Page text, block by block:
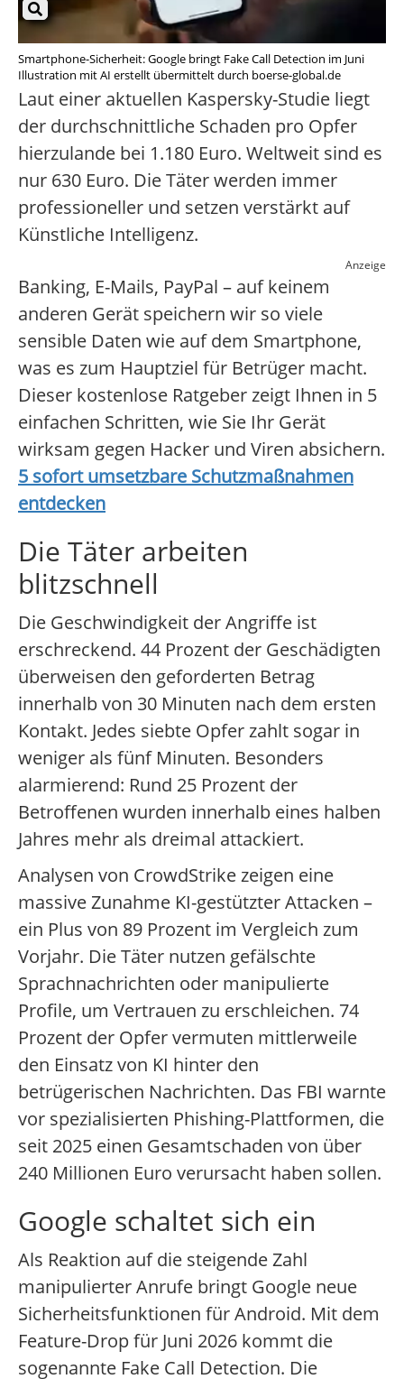
Smartphone-Sicherheit: Google bringt Fake Call Detection im Juni
Illustration mit AI erstellt übermittelt durch boerse-global.de
Laut einer aktuellen Kaspersky-Studie liegt
der durchschnittliche Schaden pro Opfer
hierzulande bei 1.180 Euro. Weltweit sind es
nur 630 Euro. Die Täter werden immer
professioneller und setzen verstärkt auf
Künstliche Intelligenz.
Anzeige
Banking, E-Mails, PayPal – auf keinem
anderen Gerät speichern wir so viele
sensible Daten wie auf dem Smartphone,
was es zum Hauptziel für Betrüger macht.
Dieser kostenlose Ratgeber zeigt Ihnen in 5
einfachen Schritten, wie Sie Ihr Gerät
wirksam gegen Hacker und Viren absichern.
5 sofort umsetzbare Schutzmaßnahmen
entdecken
Die Täter arbeiten
blitzschnell
Die Geschwindigkeit der Angriffe ist
erschreckend. 44 Prozent der Geschädigten
überweisen den geforderten Betrag
innerhalb von 30 Minuten nach dem ersten
Kontakt. Jedes siebte Opfer zahlt sogar in
weniger als fünf Minuten. Besonders
alarmierend: Rund 25 Prozent der
Betroffenen wurden innerhalb eines halben
Jahres mehr als dreimal attackiert.
Analysen von CrowdStrike zeigen eine
massive Zunahme KI-gestützter Attacken –
ein Plus von 89 Prozent im Vergleich zum
Vorjahr. Die Täter nutzen gefälschte
Sprachnachrichten oder manipulierte
Profile, um Vertrauen zu erschleichen. 74
Prozent der Opfer vermuten mittlerweile
den Einsatz von KI hinter den
betrügerischen Nachrichten. Das FBI warnte
vor spezialisierten Phishing-Plattformen, die
seit 2025 einen Gesamtschaden von über
240 Millionen Euro verursacht haben sollen.
Google schaltet sich ein
Als Reaktion auf die steigende Zahl
manipulierter Anrufe bringt Google neue
Sicherheitsfunktionen für Android. Mit dem
Feature-Drop für Juni 2026 kommt die
sogenannte Fake Call Detection. Die